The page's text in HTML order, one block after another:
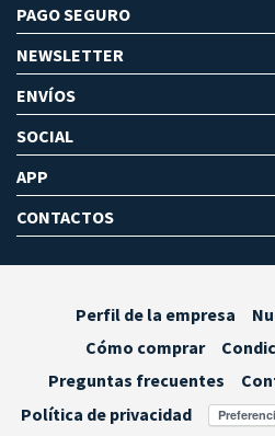
PAGO SEGURO
NEWSLETTER
ENVÍOS
SOCIAL
APP
CONTACTOS
Perfil de la empresa
Cómo comprar
Preguntas frecuentes
Política de privacidad